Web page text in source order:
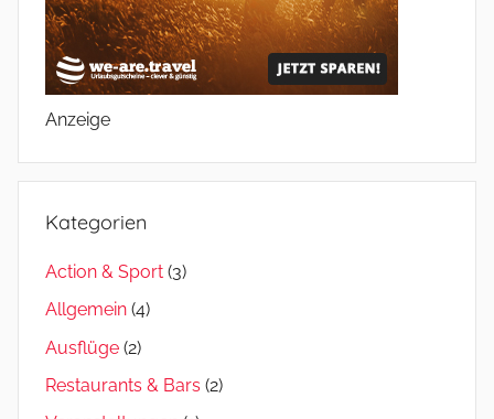
Anzeige
Kategorien
Action & Sport (3)
Allgemein (4)
Ausflüge (2)
Restaurants & Bars (2)